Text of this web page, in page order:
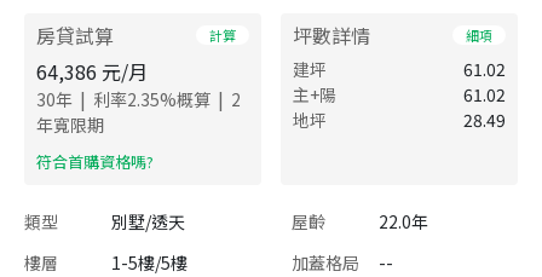
房貸試算 計算
64,386 元/月
30年 | 利率2.35%概算 | 2
年寬限期
​符合首購資格嗎?
坪數詳情 細項
建坪
61.02
主+陽
61.02
地坪
28.49
類型 別墅/透天 屋齡
22.0年
樓層
1-5樓/5樓 加蓋格局
--